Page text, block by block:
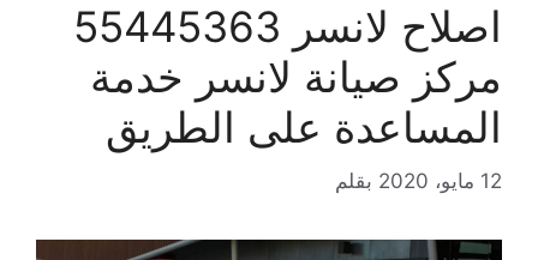
اصلاح لانسر 55445363
مركز صيانة لانسر خدمة
المساعدة على الطريق
12 مايو، 2020 بقلم